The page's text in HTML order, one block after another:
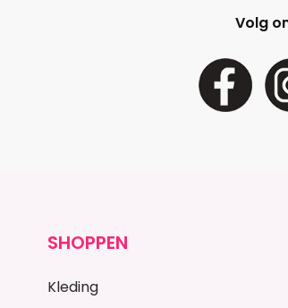
Volg
SHOPPEN
Kleding